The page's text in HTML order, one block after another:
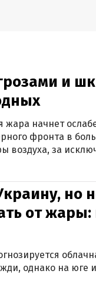
и
начнет
фронта в
воздуха, за
но
от жары:
однако на юге